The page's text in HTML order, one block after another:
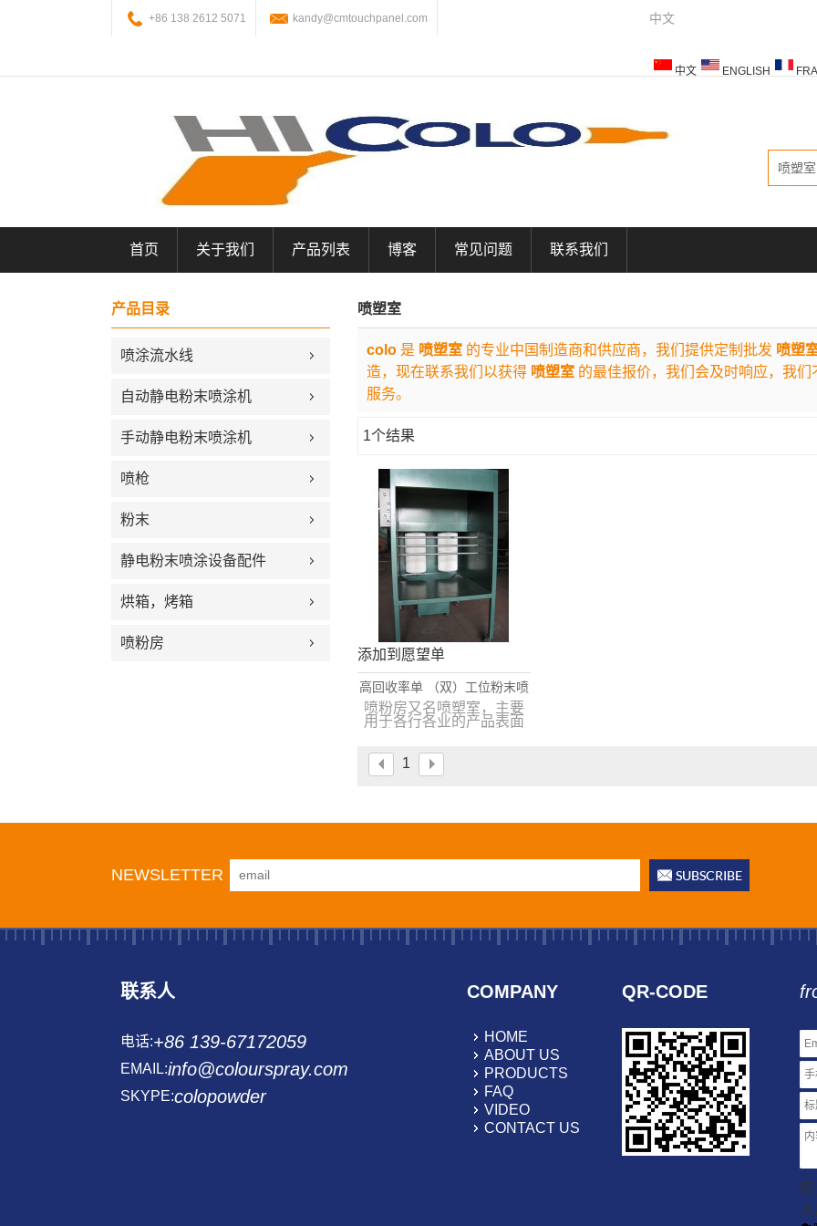
+86 138 2612 5071 kandy@cmtouchpanel.com 中文
中文 ENGLISH
首页 关于我们 产品列表 博客 常见问题 联系我们
产品目录
喷涂流水线
自动静电粉末喷涂机
手动静电粉末喷涂机
喷枪
粉末
静电粉末喷涂设备配件
烘箱，烤箱
喷粉房
喷塑室
colo 是 喷塑室 的专业中国制造商和供应商，我们提供定制批发 喷塑
造，现在联系我们以获得 喷塑室 的最佳报价，我们会及时响应，我们
服务。
1个结果
橱窗
添加到愿望单
高回收率单 （双）工位粉末喷
涂喷台室
喷粉房又名喷塑室，主要
用于各行各业的产品表面
一种使用稳定安全新型的
值得客户信赖的产品。
1
NEWSLETTER
联系人
电话:+86 139-67172059
EMAIL:info@colourspray.com
SKYPE:colopowder
COMPANY
HOME
ABOUT US
PRODUCTS
FAQ
VIDEO
CONTACT US
QR-CODE
仅